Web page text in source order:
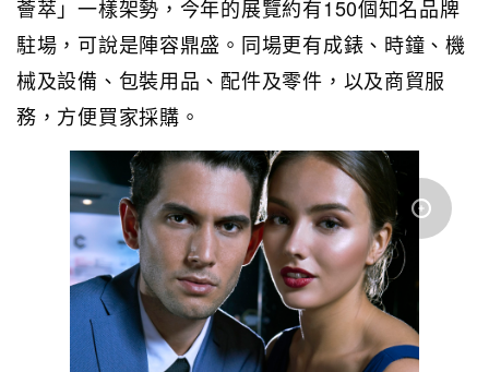
薈萃」一樣架勢，今年的展覽約有150個知名品牌
駐場，可說是陣容鼎盛。同場更有成錶、時鐘、機
械及設備、包裝用品、配件及零件，以及商貿服
務，方便買家採購。